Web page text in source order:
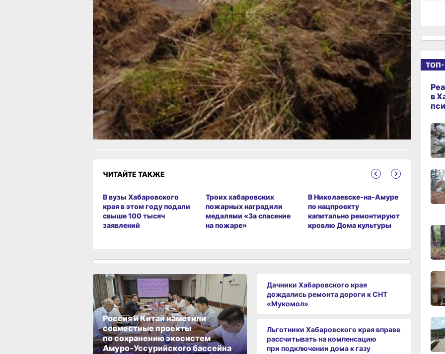
выясняют сотрудники полиции
и следственных органов.
В ТЕМУ:
Участников преступной группы судят
в Хабаровске за незаконную перевозку
чёрной икры
Читайте нас в соцсетях:ВКонтакте,
Одноклассники, Телеграмили
Яндекс.ДзениМАКС
Как вам материал?
Огонь!
Супер
Удивило
Грустно
1
Злость Разочарование
ЧИТАЙТЕ ТАКЖЕ
В вузы Хабаровского
края в этом году подали
свыше 100 тысяч
заявлений
Троих хабаровских
пожарных наградили
медалями «За спасение
на пожаре»
В Николаевске-на-Амуре
по нацпроекту
капитально ремонтируют
кровлю Дома культуры
В
на
слоганы
и
Россия и Китай наметили
совместные проекты
по сохранению экосистем
Амуро‑Уссурийского бассейна
Дачники Хабаровского края
дождались ремонта дороги к СНТ
«Мукомол»
Льготники Хабаровского края вправе
рассчитывать на компенсацию
при подключении дома к газу
12:19,
11:43,
ТОП-
в